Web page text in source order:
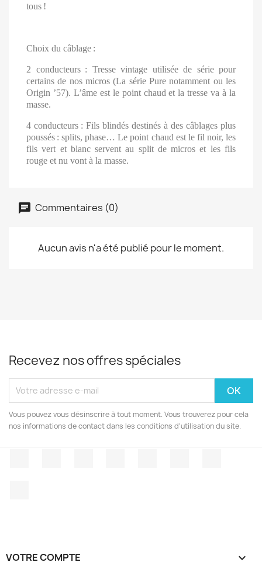
tous !
Choix du câblage :
2 conducteurs : Tresse vintage utilisée de série pour
certains de nos micros (La série Pure notamment ou les
Origin ’57). L’âme est le point chaud et la tresse va à la
masse.
4 conducteurs : Fils blindés destinés à des câblages plus
poussés : splits, phase… Le point chaud est le fil noir, les
fils vert et blanc servent au split de micros et les fils
rouge et nu vont à la masse.
Commentaires (0)
Aucun avis n'a été publié pour le moment.
Recevez nos offres spéciales
Vous pouvez vous désinscrire à tout moment. Vous trouverez pour cela
nos informations de contact dans les conditions d'utilisation du site.
VOTRE COMPTE 